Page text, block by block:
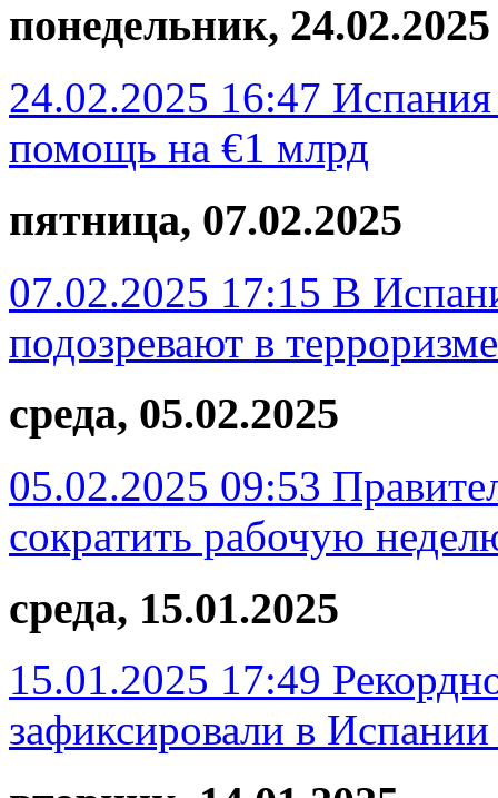
понедельник, 24.02.2025
24.02.2025 16:47
помощь на €1 млрд
пятница, 07.02.2025
07.02.2025 17:15 В
подозревают в терроризме
среда, 05.02.2025
05.02.2025 09:53
сократить рабочую
среда, 15.01.2025
15.01.2025 17:49
зафиксировали в